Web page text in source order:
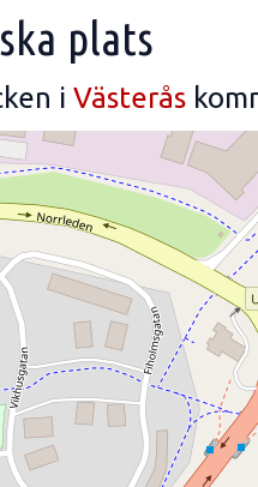
plats
i Västerås